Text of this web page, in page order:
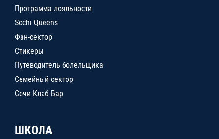
Программа лояльности
Sochi Queens
Фан-сектор
Стикеры
Путеводитель болельщика
Семейный сектор
Сочи Клаб Бар
ШКОЛА